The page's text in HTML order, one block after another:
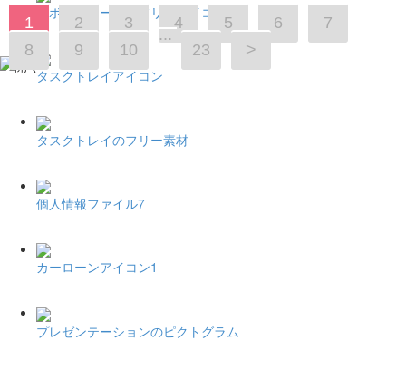
ロボットアームのフリーアイコン2
タスクトレイアイコン
タスクトレイのフリー素材
個人情報ファイル7
カーローンアイコン1
プレゼンテーションのピクトグラム
1 2 3 4 5 6
7
8
9 10
...
23
>